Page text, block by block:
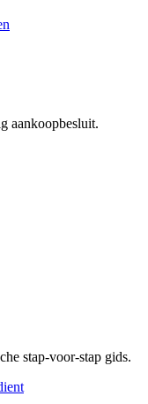
aankoopbesluit.
stap-voor-stap gids.